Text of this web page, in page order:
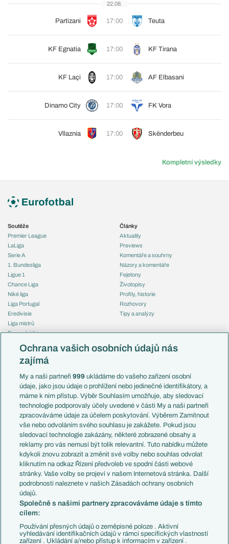
22.08.
Partizani 17:00 Teuta
KF Egnatia 17:00 KF Tirana
KF Laçi 17:00 AF Elbasani
Dinamo City 17:00 FK Vora
Vllaznia 17:00 Skënderbeu
Kompletní výsledky
Soutěže
Premier League
LaLiga
Serie A
1. Bundesliga
Ligue 1
Chance Liga
Niké liga
Liga Portugal
Eredivisie
Liga mistrů
Evropská liga
Mistrovství světa
Liga národů
Témata
Představení týmů MS
EuroSkauting
PL v kostce
Evropské koeficienty
Přestupy
Přestupové spekulace
Zranění
Kluby
Arsenal FC
Chelsea FC
Manchester United
AC Milán
Juventus FC
Bayern Mnichov
FC Barcelona
Články
Aktuality
Previews
Komentáře a souhrny
Názory a komentáře
Fejetony
Životopisy
Profily, historie
Rozhovory
Tipy a analýzy
Česko
Francie
Itálie
Německo
Španělsko
Argentina
Brazílie
Přestupy
Zápasy
Livescore
Tipovací soutěž
Ochrana vašich osobních údajů nás
zajímá
My a naši partneři999 ukládáme do vašeho zařízení osobní
údaje, jako jsou údaje o prohlížení nebo jedinečné identifikátory, a
máme k nim přístup. Výběr Souhlasím umožňuje, aby sledovací
technologie podporovaly účely uvedené v části My a naši partneři
zpracováváme údaje za účelem poskytování. Výběrem Zamítnout
vše nebo odvoláním svého souhlasu je zakážete. Pokud jsou
sledovací technologie zakázány, některé zobrazené obsahy a
reklamy pro vás nemusí být tolik relevantní. Tuto nabídku můžete
kdykoli znovu zobrazit a změnit své volby nebo souhlas odvolat
kliknutím na odkaz Řízení předvoleb ve spodní části webové
stránky. Vaše volby se projeví v našem Internetová stránka. Další
podrobnosti naleznete v našich Zásadách ochrany osobních
údajů.
Společně s našimi partnery zpracováváme údaje s tímto
cílem:
Používání přesných údajů o zeměpisné poloze . Aktivní
vyhledávání identifikačních údajů v rámci specifických vlastností
zařízení . Ukládání a/nebo přístup k informacím v zařízení .